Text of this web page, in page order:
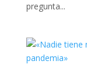
pregunta...